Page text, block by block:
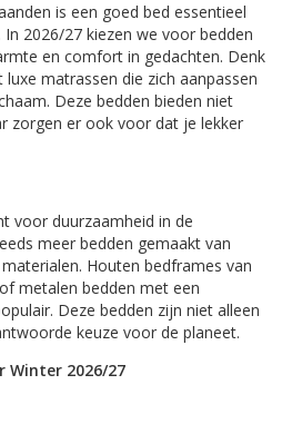
is een goed bed essentieel
2026/27 kiezen we voor bedden
en comfort in gedachten. Denk
matrassen die zich aanpassen
Deze bedden bieden niet
zorgen er ook voor dat je lekker
voor duurzaamheid in de
meer bedden gemaakt van
Houten bedframes van
metalen bedden met een
Deze bedden zijn niet alleen
keuze voor de planeet.
Winter 2026/27